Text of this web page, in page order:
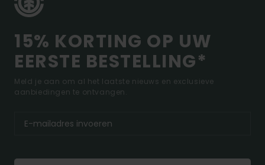
15% KORTING OP UW
EERSTE BESTELLING*
Meld je aan om al het laatste nieuws en exclusieve
aanbiedingen te ontvangen.